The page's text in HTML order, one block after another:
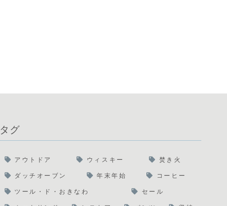
タグ
アウトドア ウィスキー 焚き火
ダッチオーブン 年末年始 コーヒー
ツール・ド・おきなわ セール